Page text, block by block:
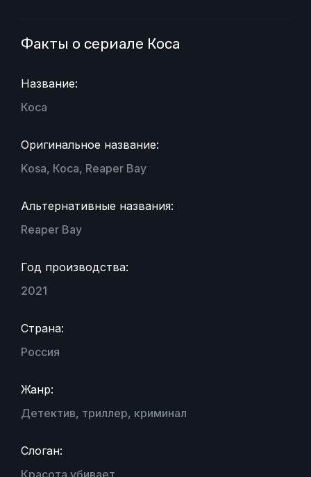
Факты о сериале Коса
Название:
Коса
Оригинальное название:
Kosa, Коса, Reaper Bay
Альтернативные названия:
Reaper Bay
Год производства:
2021
Страна:
Россия
Жанр:
Детектив, триллер, криминал
Слоган:
Красота убивает